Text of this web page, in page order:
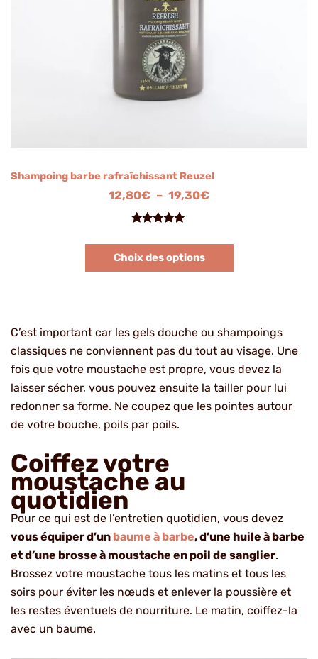
Shampoing barbe rafraîchissant Reuzel
12,80€ – 19,30€
basé sur
Choix des options
C’est important car les gels douche ou shampoings
classiques ne conviennent pas du tout au visage. Une
fois que votre moustache est propre, vous devez la
laisser sécher, vous pouvez ensuite la tailler pour lui
redonner sa forme. Ne coupez que les pointes autour
de votre bouche, poils par poils.
Coiffez votre
moustache au
quotidien
Pour ce qui est de l’entretien quotidien, vous devez
vous équiper d’un baume à barbe, d’une huile à barbe
et d’une brosse à moustache en poil de sanglier.
Brossez votre moustache tous les matins et tous les
soirs pour éviter les nœuds et enlever la poussière et
les restes éventuels de nourriture. Le matin, coiffez-la
avec un baume.